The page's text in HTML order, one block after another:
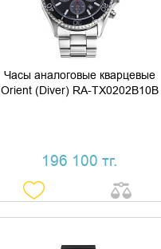
Часы аналоговые кварцевые
Orient (Diver) RA-TX0202B10B
196 100 тг.